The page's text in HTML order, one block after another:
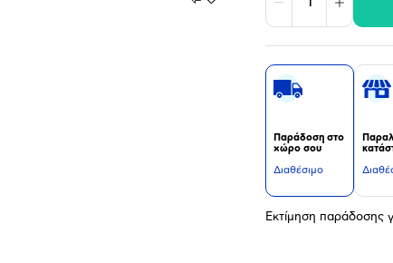
Αγαπημένα
Μείωση Αύξηση
Παράδοση στο
χώρο σου
Διαθέσιμο
Εκτίμηση παράδοσης